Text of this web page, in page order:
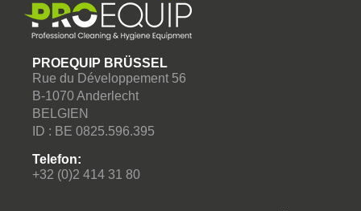
PROEQUIP BRÜSSEL
Rue du Développement 56
B-1070 Anderlecht
BELGIEN
ID : BE 0825.596.395
Telefon:
+32 (0)2 414 31 80